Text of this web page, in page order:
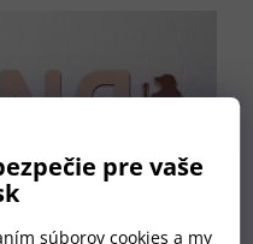
pre vaše
súborov cookies a my